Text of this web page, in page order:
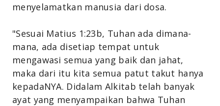
menyelamatkan manusia dari dosa.
"Sesuai Matius 1:23b, Tuhan ada dimana-
mana, ada disetiap tempat untuk
mengawasi semua yang baik dan jahat,
maka dari itu kita semua patut takut hanya
kepadaNYA. Didalam Alkitab telah banyak
ayat yang menyampaikan bahwa Tuhan